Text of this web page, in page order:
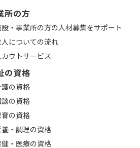
所の方
・事業所の方の人材募集をサポート
についての流れ
カウトサービス
の資格
の資格
の資格
の資格
・調理の資格
・医療の資格